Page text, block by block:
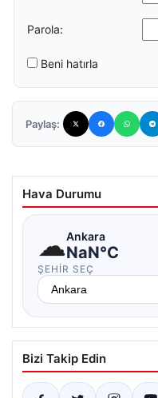
Parola:
Beni hatırla
Paylaş:
Hava Durumu
☁Ankara
NaN°C
ŞEHIR SEÇ
Bizi Takip Edin